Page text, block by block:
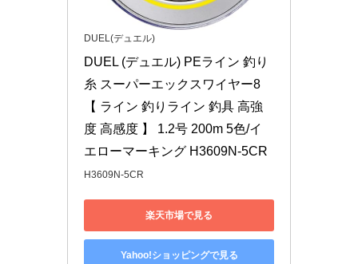
DUEL(デュエル)
DUEL (デュエル) PEライン 釣り
糸 スーパーエックスワイヤー8
【 ライン 釣りライン 釣具 高強
度 高感度 】 1.2号 200m 5色/イ
エローマーキング H3609N-5CR
H3609N-5CR
楽天市場で見る
Yahoo!ショッピングで見る